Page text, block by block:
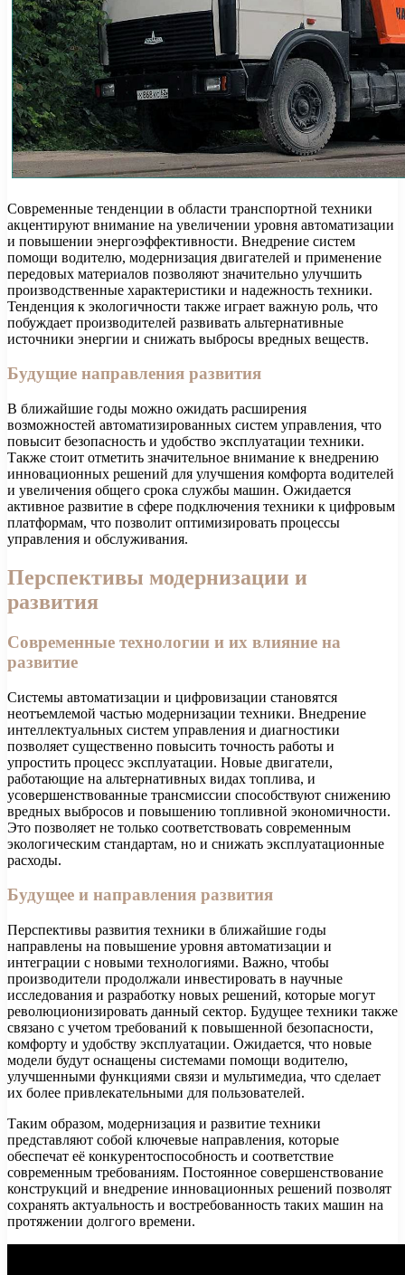
Современные тенденции в области транспортной техники
акцентируют внимание на увеличении уровня автоматизации
и повышении энергоэффективности. Внедрение систем
помощи водителю, модернизация двигателей и применение
передовых материалов позволяют значительно улучшить
производственные характеристики и надежность техники.
Тенденция к экологичности также играет важную роль, что
побуждает производителей развивать альтернативные
источники энергии и снижать выбросы вредных веществ.
Будущие направления развития
В ближайшие годы можно ожидать расширения
возможностей автоматизированных систем управления, что
повысит безопасность и удобство эксплуатации техники.
Также стоит отметить значительное внимание к внедрению
инновационных решений для улучшения комфорта водителей
и увеличения общего срока службы машин. Ожидается
активное развитие в сфере подключения техники к цифровым
платформам, что позволит оптимизировать процессы
управления и обслуживания.
Перспективы модернизации и
развития
Современные технологии и их влияние на
развитие
Системы автоматизации и цифровизации становятся
неотъемлемой частью модернизации техники. Внедрение
интеллектуальных систем управления и диагностики
позволяет существенно повысить точность работы и
упростить процесс эксплуатации. Новые двигатели,
работающие на альтернативных видах топлива, и
усовершенствованные трансмиссии способствуют снижению
вредных выбросов и повышению топливной экономичности.
Это позволяет не только соответствовать современным
экологическим стандартам, но и снижать эксплуатационные
расходы.
Будущее и направления развития
Перспективы развития техники в ближайшие годы
направлены на повышение уровня автоматизации и
интеграции с новыми технологиями. Важно, чтобы
производители продолжали инвестировать в научные
исследования и разработку новых решений, которые могут
революционизировать данный сектор. Будущее техники также
связано с учетом требований к повышенной безопасности,
комфорту и удобству эксплуатации. Ожидается, что новые
модели будут оснащены системами помощи водителю,
улучшенными функциями связи и мультимедиа, что сделает
их более привлекательными для пользователей.
Таким образом, модернизация и развитие техники
представляют собой ключевые направления, которые
обеспечат её конкурентоспособность и соответствие
современным требованиям. Постоянное совершенствование
конструкций и внедрение инновационных решений позволят
сохранять актуальность и востребованность таких машин на
протяжении долгого времени.